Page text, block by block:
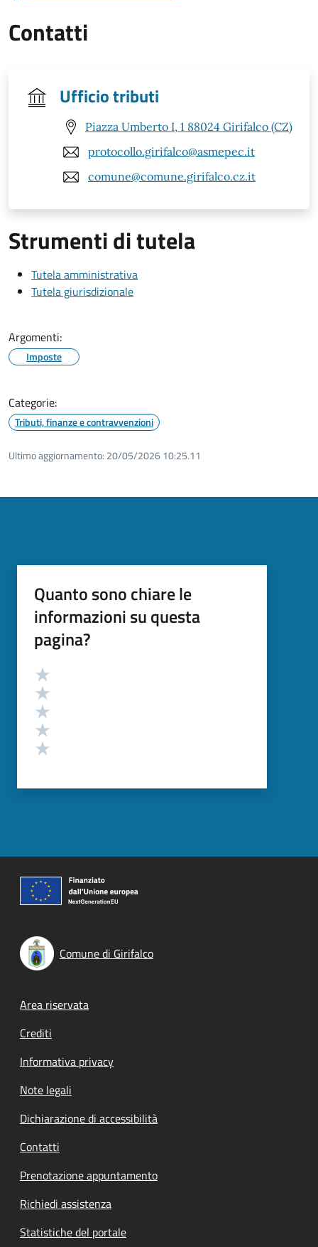
Contatti
Ufficio tributi
Piazza Umberto I, 1 88024 Girifalco (CZ)
protocollo.girifalco@asmepec.it
comune@comune.girifalco.cz.it
Strumenti di tutela
Tutela amministrativa
Tutela giurisdizionale
Argomenti:
Imposte
Categorie:
Tributi, finanze e contravvenzioni
Ultimo aggiornamento: 20/05/2026 10:25.11
Quanto sono chiare le
informazioni su questa
pagina?
Valutazione
Comune di Girifalco
Footer menu
Area riservata
Crediti
Informativa privacy
Note legali
Dichiarazione di accessibilità
Contatti
Prenotazione appuntamento
Richiedi assistenza
Statistiche del portale